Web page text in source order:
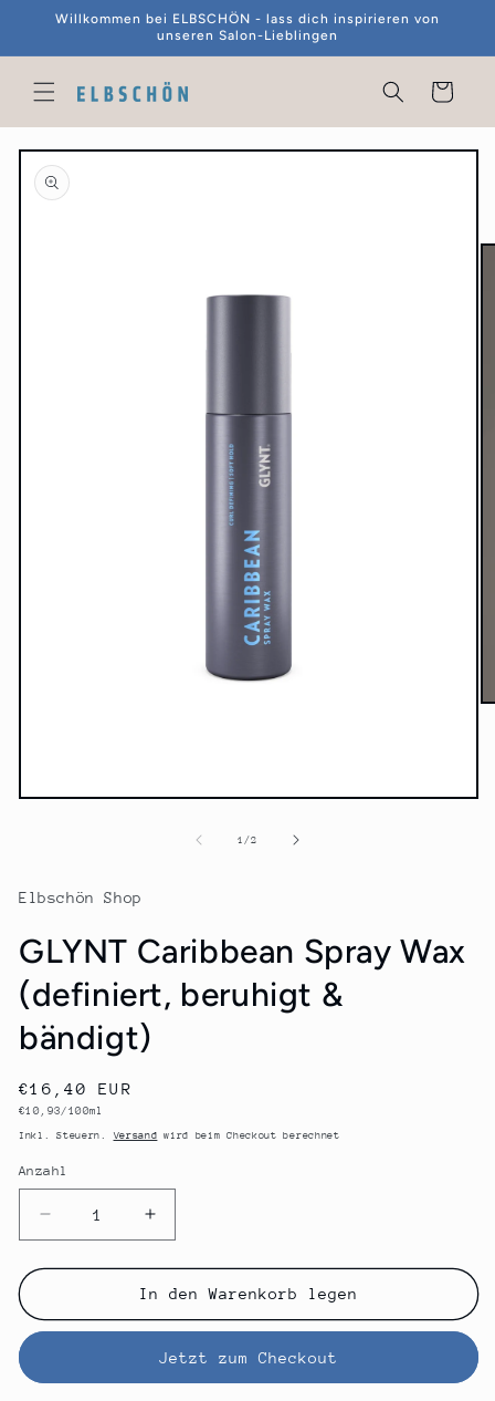
zumWillkommen bei ELBSCHÖN - lass dich inspirieren von
unseren Salon-Lieblingen
Warenkorb
Medien
1/von
2
Elbschön Shop
GLYNT Caribbean Spray Wax
(definiert, beruhigt &
bändigt)
Normaler
Preis
€16,40 EUR
Grundpreis
€10,93/100ml
Inkl. Steuern.Versand wird beim Checkout berechnet
Anzahl
Anzahl
Verringere
die
Menge
GLYNT
Wax
Erhöhe
die
Menge
für
GLYNT
Spray
Wax
In den Warenkorb legen
Jetzt zum Checkout